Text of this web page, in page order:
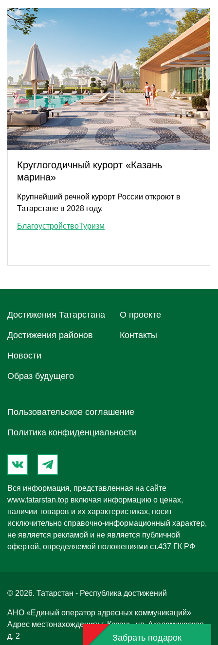
Круглогодичный курорт «Казань
марина»
Крупнейший речной курорт России откроют в
Татарстане в 2028 году.
БлагоустройствоТуризм
Забрать подарок
Достижения Татарстана
Достижения районов
Новости
Образ будущего
О проектe
Контакты
Пользовательское соглашение
Политика конфиденциальности
Вся информация, представленная на сайте
www.tatarstan.top включая информацию о ценах,
наличии товаров и их характеристиках, носит
исключительно справочно-информационный характер,
не является рекламой и не является публичной
офертой, определяемой положениями ст.437 ГК РФ
© 2026. Татарстан - Республика достижений
АНО «Единый оператор адресных коммуникаций»
Адрес местонахождения: г. Казань, ул. Академическая,
д. 2